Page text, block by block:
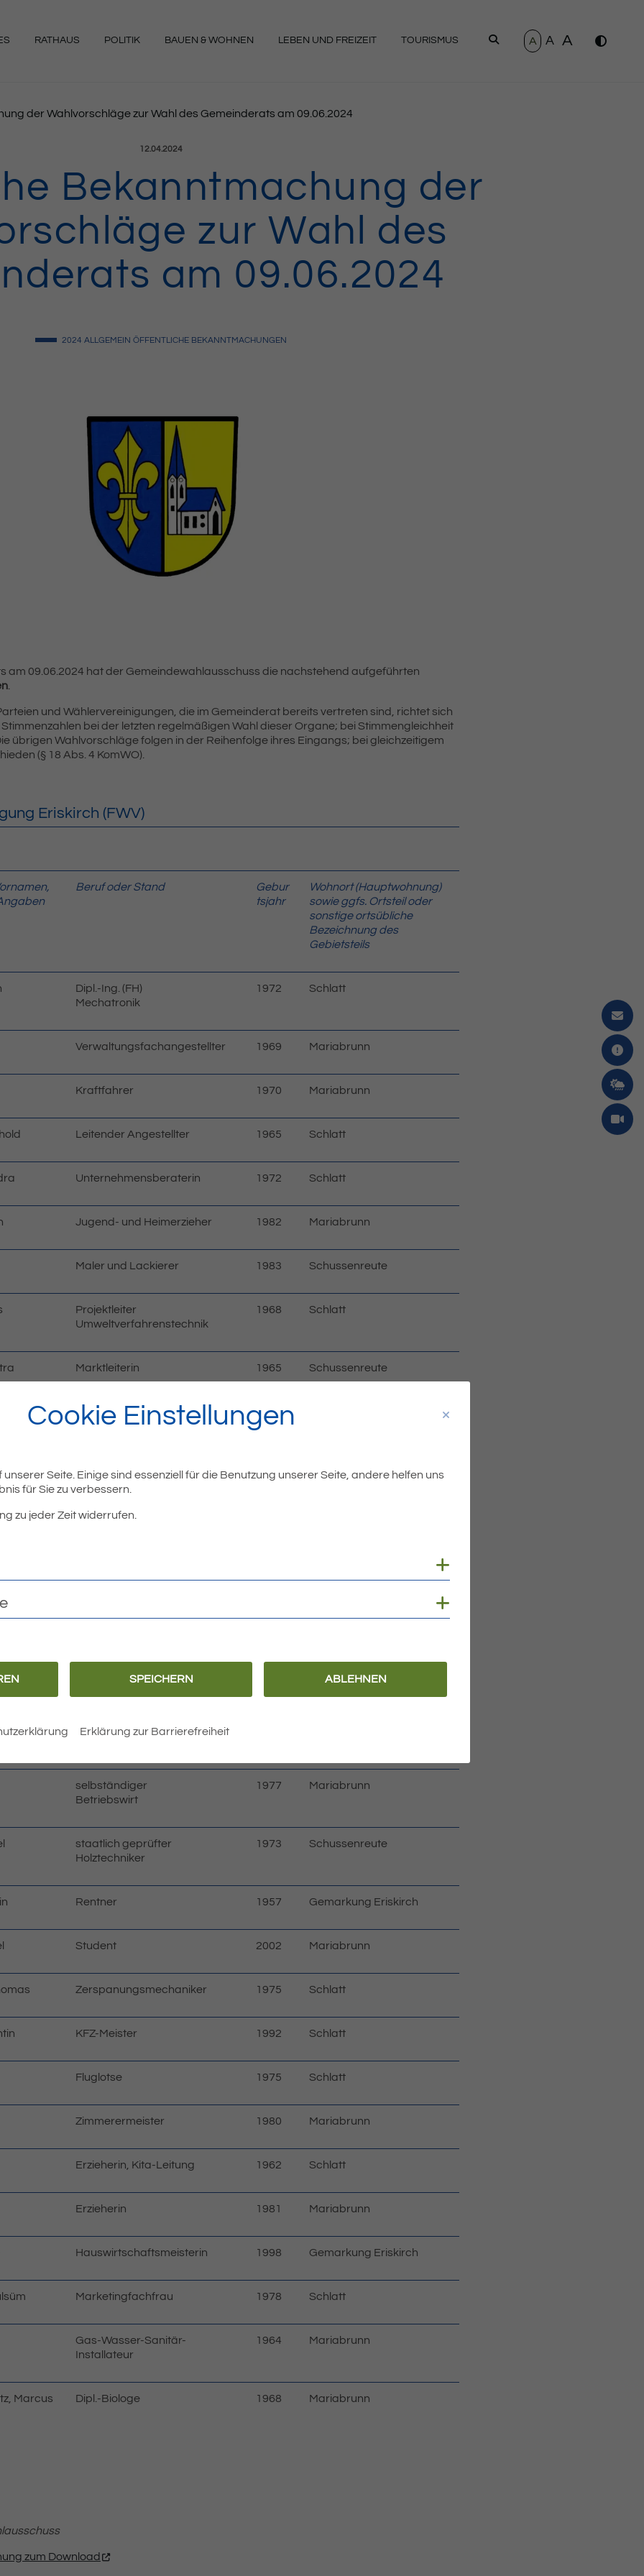
RATHAUS POLITIK BAUEN & WOHNEN LEBEN UND FREIZEIT TOURISMUS SUCHEN
A A A
der Wahlvorschläge zur Wahl des Gemeinderats am 09.06.2024
Veröffentlicht am:
12.04.2024
Bekanntmachung der
zur Wahl des
am 09.06.2024
2024 ALLGEMEIN ÖFFENTLICHE BEKANNTMACHUNGEN
am 09.06.2024 hat der Gemeindewahlausschuss die nachstehend aufgeführten
und Wählervereinigungen, die im Gemeinderat bereits vertreten sind, richtet sich
bei der letzten regelmäßigen Wahl dieser Organe; bei Stimmengleichheit
übrigen Wahlvorschläge folgen in der Reihenfolge ihres Eingangs; bei gleichzeitigem
(§ 18 Abs. 4 KomWO).
Eriskirch (FWV)
Beruf oder Stand
Gebur
tsjahr
Wohnort (Hauptwohnung)
sowie ggfs. Ortsteil oder
sonstige ortsübliche
Bezeichnung des
Gebietsteils
Dipl.-Ing. (FH)
Mechatronik
1972 Schlatt
Verwaltungsfachangestellter 1969 Mariabrunn
Kraftfahrer 1970 Mariabrunn
Leitender Angestellter 1965 Schlatt
Unternehmensberaterin 1972 Schlatt
Jugend- und Heimerzieher 1982 Mariabrunn
Maler und Lackierer 1983 Schussenreute
Projektleiter
Umweltverfahrenstechnik
1968 Schlatt
Marktleiterin 1965 Schussenreute
Entwicklungsingenieur 1985
Gebäudeausrüstung
Chemielaborant
Union Deutschlands (CDU)
Beruf oder Stand
tsjahr
Wohnort (Hauptwohnung)
sowie ggfs. Ortsteil oder
selbständiger
Betriebswirt
1977 Mariabrunn
staatlich geprüfter
Holztechniker
1973 Schussenreute
Rentner 1957 Gemarkung Eriskirch
Student 2002 Mariabrunn
Zerspanungsmechaniker 1975 Schlatt
KFZ-Meister 1992 Schlatt
Fluglotse 1975 Schlatt
Zimmerermeister 1980 Mariabrunn
Erzieherin, Kita-Leitung 1962 Schlatt
Erzieherin 1981 Mariabrunn
Hauswirtschaftsmeisterin 1998 Gemarkung Eriskirch
Marketingfachfrau 1978 Schlatt
Gas-Wasser-Sanitär-
Installateur
1964 Mariabrunn
Marcus Dipl.-Biologe 1968 Mariabrunn
zum Download
Cookie Einstellungen
Seite. Einige sind essenziell für die Benutzung unserer Seite, andere helfen uns
für Sie zu verbessern.
zu jeder Zeit widerrufen.
SPEICHERN ABLEHNEN
Erklärung zur Barrierefreiheit